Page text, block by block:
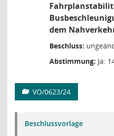
dem
Beschluss:
Abstimmung: Ja:
VO/0623/24
Beschlussvorlage